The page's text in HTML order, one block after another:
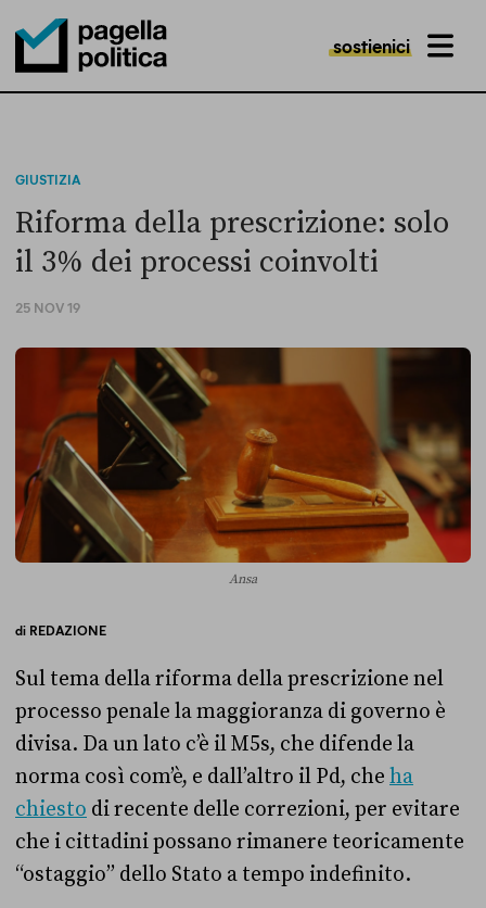
Pagella Politica Logo
sostienici MENU
GIUSTIZIA
Riforma della prescrizione: solo
il 3% dei processi coinvolti
25 NOV 19
Ansa
di REDAZIONE
Sul tema della riforma della prescrizione nel
processo penale la maggioranza di governo è
divisa. Da un lato c’è il M5s, che difende la
norma così com’è, e dall’altro il Pd, che ha
chiesto di recente delle correzioni, per evitare
che i cittadini possano rimanere teoricamente
“ostaggio” dello Stato a tempo indefinito.